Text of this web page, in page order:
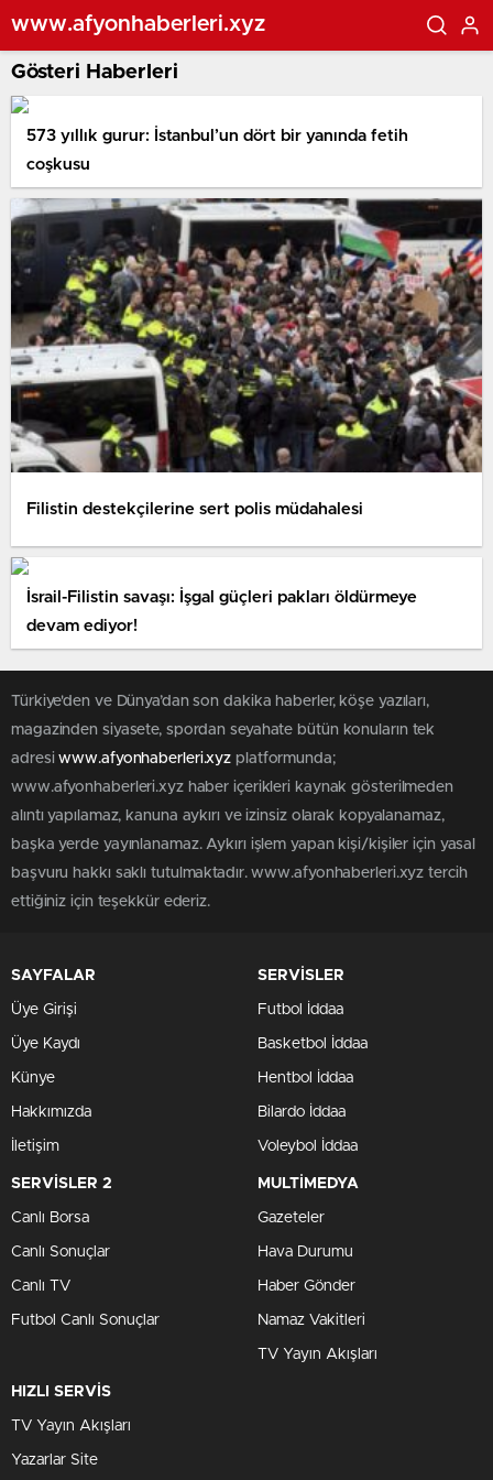
www.afyonhaberleri.xyz
Gösteri Haberleri
573 yıllık gurur: İstanbul’un dört bir yanında fetih
coşkusu
Filistin destekçilerine sert polis müdahalesi
İsrail-Filistin savaşı: İşgal güçleri pakları öldürmeye
devam ediyor!
Türkiye'den ve Dünya’dan son dakika haberler, köşe yazıları,
magazinden siyasete, spordan seyahate bütün konuların tek
adresiwww.afyonhaberleri.xyz platformunda;
www.afyonhaberleri.xyz haber içerikleri kaynak gösterilmeden
alıntı yapılamaz, kanuna aykırı ve izinsiz olarak kopyalanamaz,
başka yerde yayınlanamaz. Aykırı işlem yapan kişi/kişiler için yasal
başvuru hakkı saklı tutulmaktadır. www.afyonhaberleri.xyz tercih
ettiğiniz için teşekkür ederiz.
SAYFALAR
Üye Girişi
Üye Kaydı
Künye
Hakkımızda
İletişim
SERVİSLER
Futbol İddaa
Basketbol İddaa
Hentbol İddaa
Bilardo İddaa
Voleybol İddaa
SERVİSLER 2
Canlı Borsa
Canlı Sonuçlar
Canlı TV
Futbol Canlı Sonuçlar
MULTİMEDYA
Gazeteler
Hava Durumu
Haber Gönder
Namaz Vakitleri
TV Yayın Akışları
HIZLI SERVİS
TV Yayın Akışları
Yazarlar Site